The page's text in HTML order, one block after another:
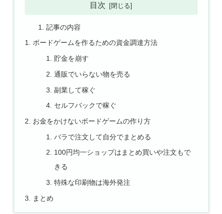
目次
記事の内容
ボードゲームを作るための資金調達方法
貯金を崩す
通販でいらない物を売る
副業して稼ぐ
セルフバックで稼ぐ
お金をかけないボードゲームの作り方
バラで注文して自分でまとめる
100円均一ショップはまとめ買いや注文もで
きる
特殊な印刷物は海外発注
まとめ